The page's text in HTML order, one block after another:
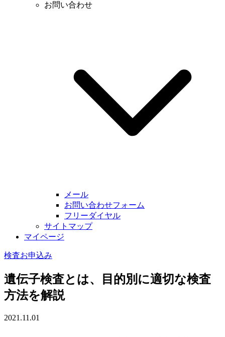
お問い合わせ
メール
お問い合わせフォーム
フリーダイヤル
サイトマップ
マイページ
検査お申込み
遺伝子検査とは、目的別に適切な検査
方法を解説
2021.11.01